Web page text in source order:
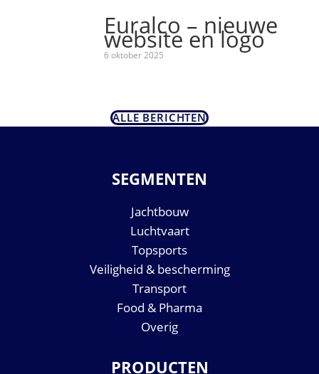
Euralco – nieuwe
website en logo
6 oktober 2025
ALLE BERICHTEN
SEGMENTEN
Jachtbouw
Luchtvaart
Topsports
Veiligheid & bescherming
Transport
Food & Pharma
Overig
PRODUCTEN